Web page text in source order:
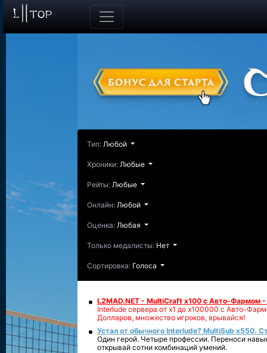
Тип: Любой
Хроники: Любые
Рейты: Любые
Онлайн: Любой
Оценка: Любая
Только медалисты: Нет
Сортировка: Голоса
L2MAD.NET - MultiCraft x100 с Авто-Фармом
Interlude сервера от х1 до х100000 с Авто-
Долларов, множество игроков, врывайся!
Устал от обычного Interlude? MultiSub x550.
Один герой. Четыре профессии. Переноси
открывай сотни комбинаций умений.